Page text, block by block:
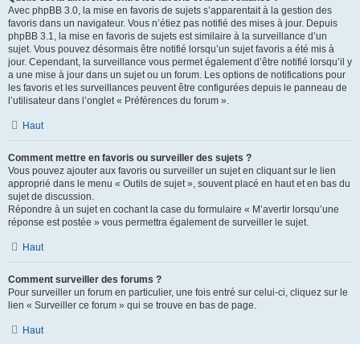
Avec phpBB 3.0, la mise en favoris de sujets s’apparentait à la gestion des
favoris dans un navigateur. Vous n’étiez pas notifié des mises à jour. Depuis
phpBB 3.1, la mise en favoris de sujets est similaire à la surveillance d’un
sujet. Vous pouvez désormais être notifié lorsqu’un sujet favoris a été mis à
jour. Cependant, la surveillance vous permet également d’être notifié lorsqu’il y
a une mise à jour dans un sujet ou un forum. Les options de notifications pour
les favoris et les surveillances peuvent être configurées depuis le panneau de
l’utilisateur dans l’onglet « Préférences du forum ».
Haut
Comment mettre en favoris ou surveiller des sujets ?
Vous pouvez ajouter aux favoris ou surveiller un sujet en cliquant sur le lien
approprié dans le menu « Outils de sujet », souvent placé en haut et en bas du
sujet de discussion.
Répondre à un sujet en cochant la case du formulaire « M’avertir lorsqu’une
réponse est postée » vous permettra également de surveiller le sujet.
Haut
Comment surveiller des forums ?
Pour surveiller un forum en particulier, une fois entré sur celui-ci, cliquez sur le
lien « Surveiller ce forum » qui se trouve en bas de page.
Haut